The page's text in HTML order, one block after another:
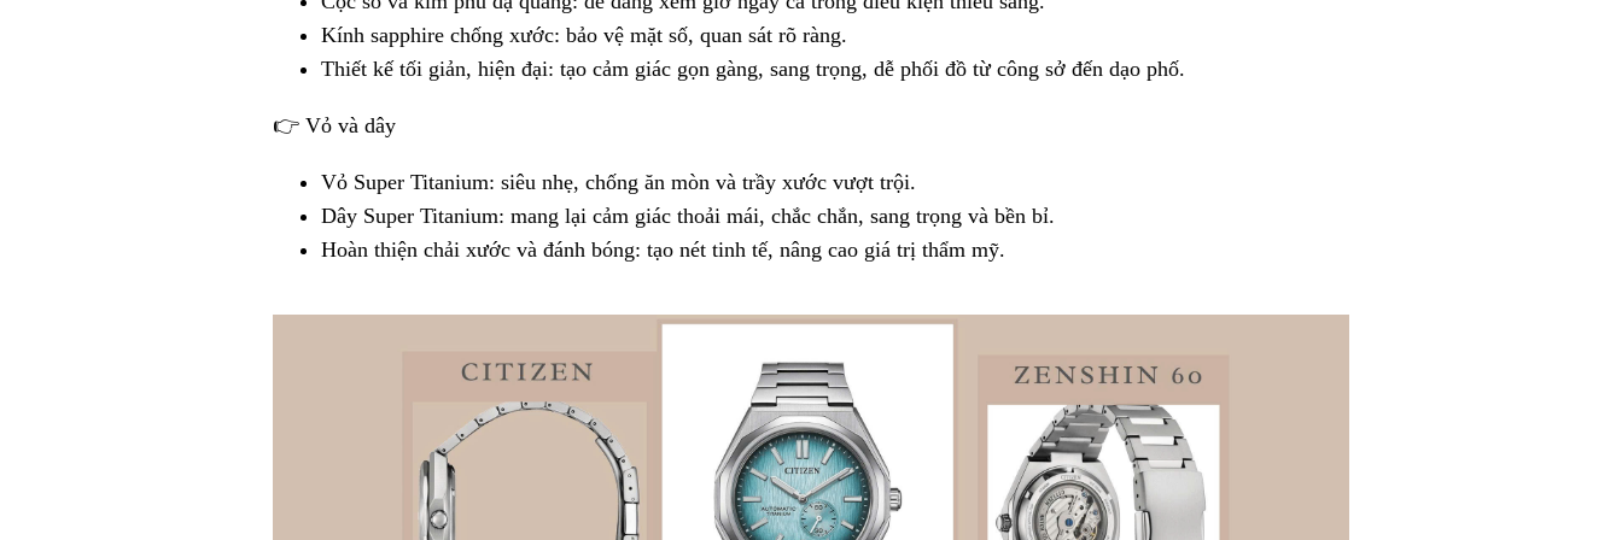
Kính sapphire chống xước: bảo vệ mặt số, quan sát rõ ràng.
Thiết kế tối giản, hiện đại: tạo cảm giác gọn gàng, sang trọng, dễ phối đồ từ công sở đến dạo phố.
👉 Vỏ và dây
Vỏ Super Titanium: siêu nhẹ, chống ăn mòn và trầy xước vượt trội.
Dây Super Titanium: mang lại cảm giác thoải mái, chắc chắn, sang trọng và bền bỉ.
Hoàn thiện chải xước và đánh bóng: tạo nét tinh tế, nâng cao giá trị thẩm mỹ.